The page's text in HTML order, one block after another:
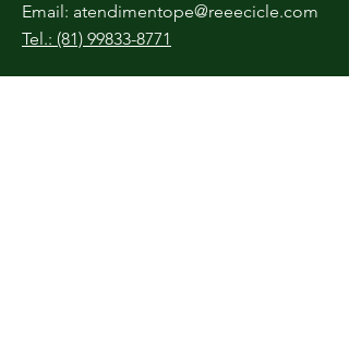
Email: atendimentope@reeecicle.com
Tel.: (81) 99833-8771